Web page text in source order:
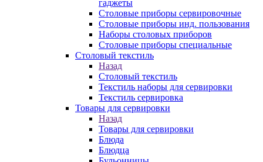
гаджеты
Столовые приборы сервировочные
Столовые приборы инд. пользования
Наборы столовых приборов
Столовые приборы специальные
Столовый текстиль
Назад
Столовый текстиль
Текстиль наборы для сервировки
Текстиль сервировка
Товары для сервировки
Назад
Товары для сервировки
Блюда
Блюдца